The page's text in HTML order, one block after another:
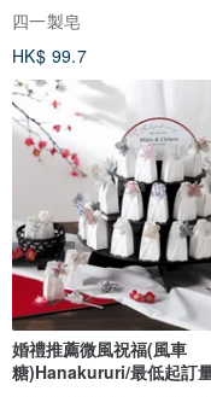
四一製皂
HK$ 99.7
婚禮推薦微風祝福(風車
糖)Hanakururi/最低起訂